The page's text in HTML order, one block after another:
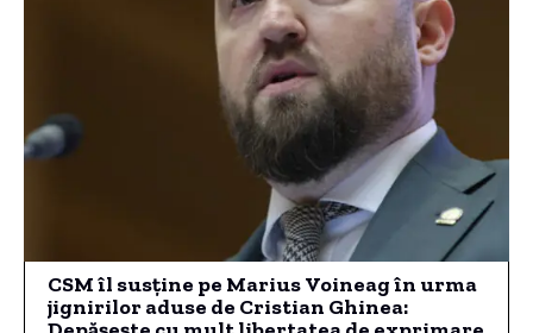
CSM îl susține pe Marius Voineag în urma
jignirilor aduse de Cristian Ghinea: